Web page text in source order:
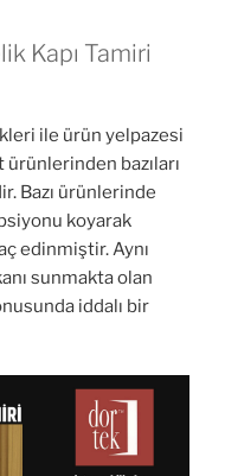
Kapı Tamiri
ile ürün yelpazesi
bazıları
Bazı ürünlerinde
koyarak
edinmiştir. Aynı
sunmakta olan
iddalı bir